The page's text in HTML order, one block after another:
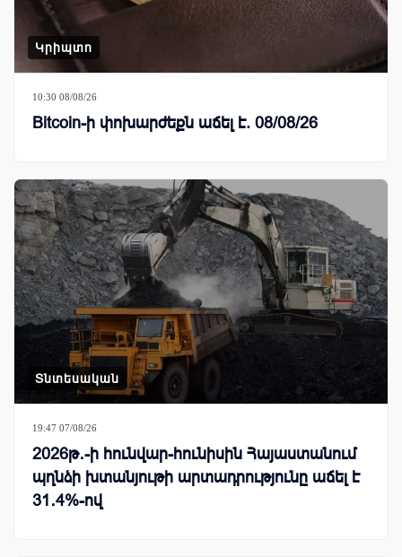
Կրիպտո
10:30 08/08/26
Bitcoin-ի փոխարժեքն աճել է. 08/08/26
Տնտեսական
19:47 07/08/26
2026թ․-ի հունվար-հունիսին Հայաստանում
պղնձի խտանյութի արտադրությունը աճել է
31․4%-ով